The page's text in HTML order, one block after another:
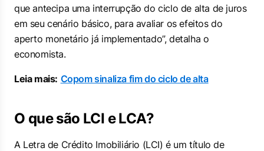
que antecipa uma interrupção do ciclo de alta de juros
em seu cenário básico, para avaliar os efeitos do
aperto monetário já implementado”, detalha o
economista.
Leia mais: Copom sinaliza fim do ciclo de alta
O que são LCI e LCA?
A Letra de Crédito Imobiliário (LCI) é um título de